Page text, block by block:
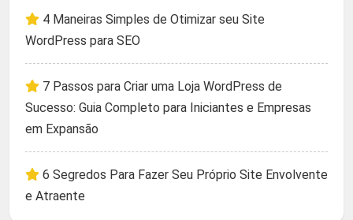
4 Maneiras Simples de Otimizar seu Site
WordPress para SEO
7 Passos para Criar uma Loja WordPress de
Sucesso: Guia Completo para Iniciantes e Empresas
em Expansão
6 Segredos Para Fazer Seu Próprio Site Envolvente
e Atraente